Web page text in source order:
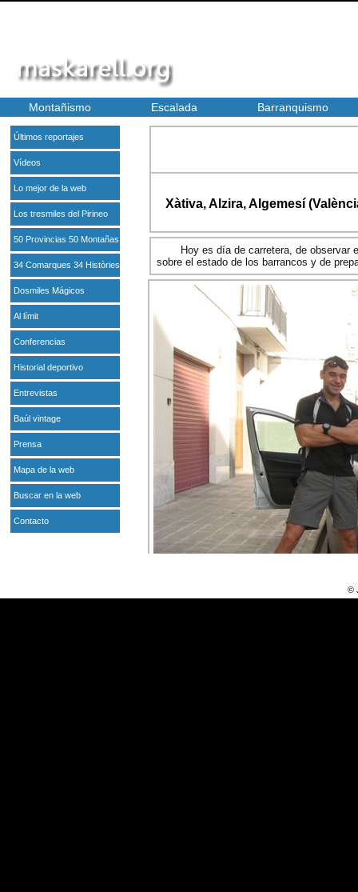
Montañismo Escalada Barranquismo
Últimos reportajes
Vídeos
Lo mejor de la web
Los tresmiles del Pirineo
50 Provincias 50 Montañas
34 Comarques 34 Històries
Dosmiles Mágicos
Al límit
Conferencias
Historial deportivo
Entrevistas
Baúl vintage
Prensa
Mapa de la web
Buscar en la web
Contacto
Xàtiva, Alzira, Algemesí
Hoy es día de carretera, de observar
sobre el estado de los barrancos y de
©